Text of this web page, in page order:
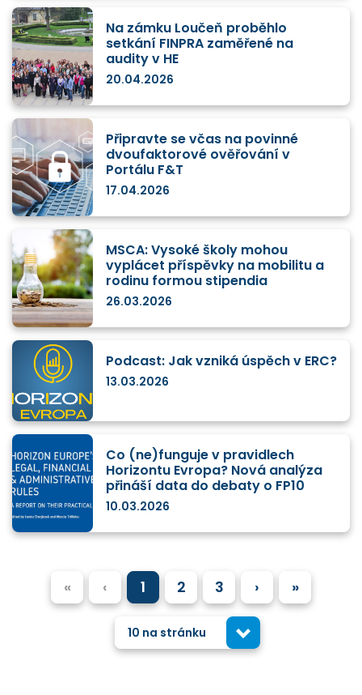
Na zámku Loučeň proběhlo
setkání FINPRA zaměřené na
audity v HE
20.04.2026
Připravte se včas na povinné
dvoufaktorové ověřování v
Portálu F&T
17.04.2026
MSCA: Vysoké školy mohou
vyplácet příspěvky na mobilitu a
rodinu formou stipendia
26.03.2026
Podcast: Jak vzniká úspěch v ERC?
13.03.2026
Co (ne)funguje v pravidlech
Horizontu Evropa? Nová analýza
přináší data do debaty o FP10
10.03.2026
« ‹ 1 2 3 › »
10 na stránku